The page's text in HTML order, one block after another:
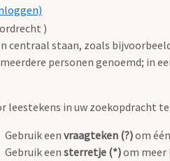
)
centraal staan, zoals
personen genoemd; in
leestekens in uw zoekopdracht
Gebruik een vraagteken (?)om
Gebruik een sterretje (*)om meer